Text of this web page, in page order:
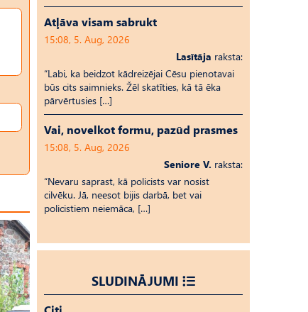
Atļāva visam sabrukt
15:08, 5. Aug, 2026
Lasītāja raksta:
“Labi, ka beidzot kādreizējai Cēsu pienotavai
būs cits saimnieks. Žēl skatīties, kā tā ēka
pārvērtusies […]
Vai, novelkot formu, pazūd prasmes
15:08, 5. Aug, 2026
Seniore V. raksta:
“Nevaru saprast, kā policists var nosist
cilvēku. Jā, neesot bijis darbā, bet vai
policistiem neiemāca, […]
SLUDINĀJUMI